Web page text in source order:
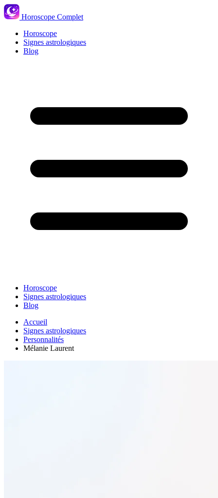
Horoscope Complet
Horoscope
Signes astrologiques
Blog
Horoscope
Signes astrologiques
Blog
Accueil
Signes astrologiques
Personnalités
Mélanie Laurent